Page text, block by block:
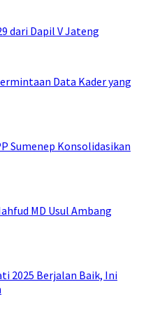
dari Dapil V Jateng
Data Kader yang
Sumenep Konsolidasikan
MD Usul Ambang
2025 Berjalan Baik, Ini